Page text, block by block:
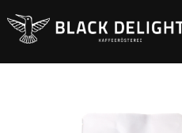
Startseite/Kaffee/Originals